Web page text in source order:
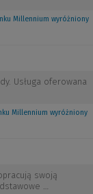
Millennium wyróżniony
Usługa oferowana
Millennium wyróżniony
swoją
…